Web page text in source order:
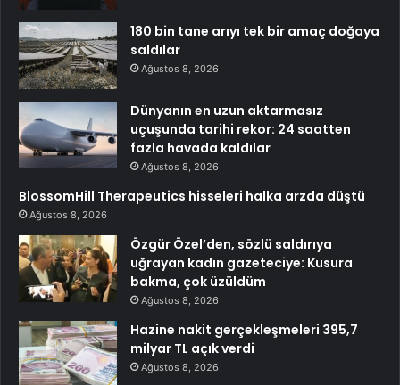
180 bin tane arıyı tek bir amaç doğaya
saldılar
Ağustos 8, 2026
Dünyanın en uzun aktarmasız
uçuşunda tarihi rekor: 24 saatten
fazla havada kaldılar
Ağustos 8, 2026
BlossomHill Therapeutics hisseleri halka arzda düştü
Ağustos 8, 2026
Özgür Özel’den, sözlü saldırıya
uğrayan kadın gazeteciye: Kusura
bakma, çok üzüldüm
Ağustos 8, 2026
Hazine nakit gerçekleşmeleri 395,7
milyar TL açık verdi
Ağustos 8, 2026